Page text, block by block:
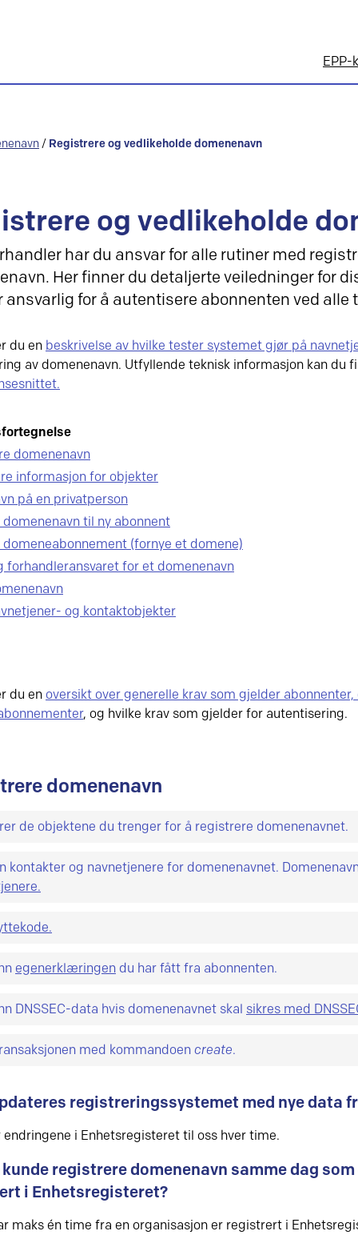
EPP-
/ Registrere og vedlikeholde domenenavn
og vedlikeholde
har du ansvar for alle rutiner med
Her finner du detaljerte veiledninger for
ansvarlig for å autentisere abonnenten ved alle
du en beskrivelse av hvilke tester systemet gjør på
av domenenavn. Utfyllende teknisk informasjon kan du
domenenavn
informasjon for objekter
på en privatperson
domenenavn til ny abonnent
domeneabonnement (fornye et domene)
forhandleransvaret for et domenenavn
og kontaktobjekter
du en oversikt over generelle krav som gjelder abonnenter,
, og hvilke krav som gjelder for autentisering.
domenenavn
de objektene du trenger for å registrere domenenavnet.
mulig å gjenbruke objekter du har registrert tidligere.
objekt og et teknisk objekt (for organisasjoner) samt to
er en fellesbetegnelse for entiteter i databasen. For hver
Oversikt over alle objekter og tilhørende attributter finnes i
kontakter og navnetjenere for domenenavnet.
av hvilke tester systemet gjør på navnetjenerne.
ha minst 8 tegn og maksimalt 64 tegn. Tegnene må
% & * + , . \ / : ; < = > ? @ _
egenerklæringen du har fått fra abonnenten.
DNSSEC-data hvis domenenavnet skal sikres med
med kommandoen create.
registreringssystemet med nye data
endringene i Enhetsregisteret til oss hver time.
kunde registrere domenenavn samme dag
i Enhetsregisteret?
maks én time fra en organisasjon er registrert i